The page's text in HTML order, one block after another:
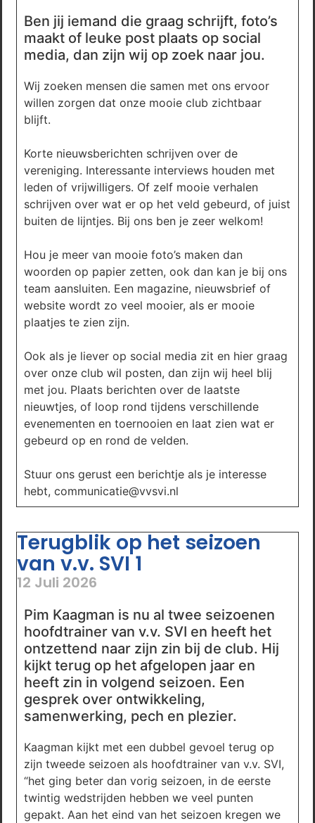
Ben jij iemand die graag schrijft, foto’s
maakt of leuke post plaats op social
media, dan zijn wij op zoek naar jou.
Wij zoeken mensen die samen met ons ervoor
willen zorgen dat onze mooie club zichtbaar
blijft.
Korte nieuwsberichten schrijven over de
vereniging. Interessante interviews houden met
leden of vrijwilligers. Of zelf mooie verhalen
schrijven over wat er op het veld gebeurd, of juist
buiten de lijntjes. Bij ons ben je zeer welkom!
Hou je meer van mooie foto’s maken dan
woorden op papier zetten, ook dan kan je bij ons
team aansluiten. Een magazine, nieuwsbrief of
website wordt zo veel mooier, als er mooie
plaatjes te zien zijn.
Ook als je liever op social media zit en hier graag
over onze club wil posten, dan zijn wij heel blij
met jou. Plaats berichten over de laatste
nieuwtjes, of loop rond tijdens verschillende
evenementen en toernooien en laat zien wat er
gebeurd op en rond de velden.
Stuur ons gerust een berichtje als je interesse
hebt, communicatie@vvsvi.nl
Terugblik op het seizoen
van v.v. SVI 1
12 Juli 2026
Pim Kaagman is nu al twee seizoenen
hoofdtrainer van v.v. SVI en heeft het
ontzettend naar zijn zin bij de club. Hij
kijkt terug op het afgelopen jaar en
heeft zin in volgend seizoen. Een
gesprek over ontwikkeling,
samenwerking, pech en plezier.
Kaagman kijkt met een dubbel gevoel terug op
zijn tweede seizoen als hoofdtrainer van v.v. SVI,
“het ging beter dan vorig seizoen, in de eerste
twintig wedstrijden hebben we veel punten
gepakt. Aan het eind van het seizoen kregen we